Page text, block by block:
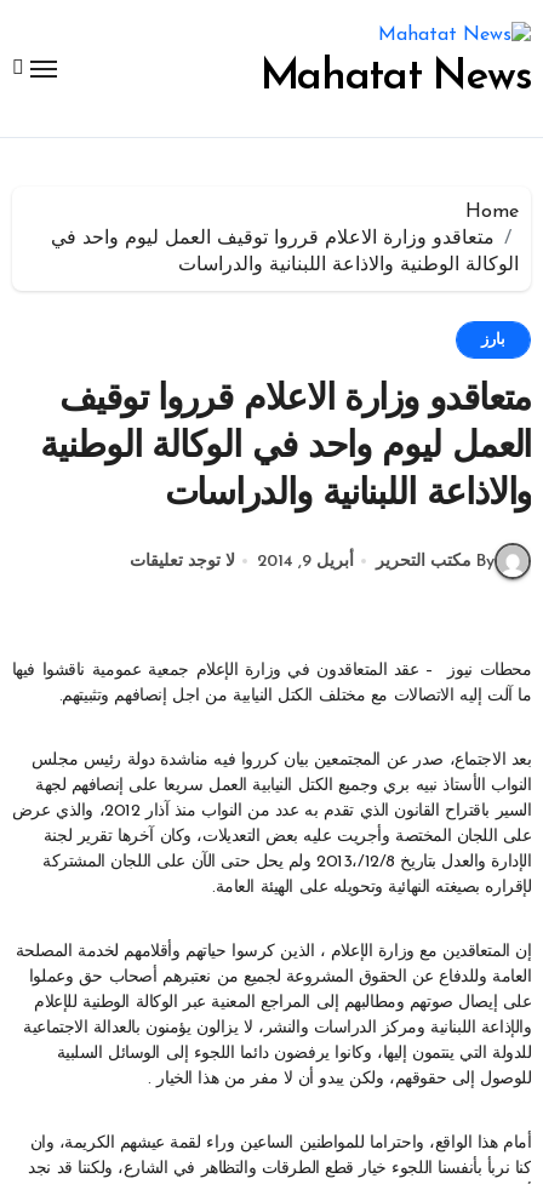
إلى
المحتوى
Mahatat News
Home
متعاقدو وزارة الاعلام قرروا توقيف العمل ليوم واحد في
الوكالة الوطنية والاذاعة اللبنانية والدراسات
بارز
متعاقدو وزارة الاعلام قرروا توقيف
العمل ليوم واحد في الوكالة الوطنية
والاذاعة اللبنانية والدراسات
By مكتب التحرير أبريل 9, 2014 لا توجد تعليقات
محطات نيوز – عقد المتعاقدون في وزارة الإعلام جمعية عمومية ناقشوا فيها
ما آلت إليه الاتصالات مع مختلف الكتل النيابية من اجل إنصافهم وتثبيتهم.
بعد الاجتماع، صدر عن المجتمعين بيان كرروا فيه مناشدة دولة رئيس مجلس
النواب الأستاذ نبيه بري وجميع الكتل النيابية العمل سريعا على إنصافهم لجهة
السير باقتراح القانون الذي تقدم به عدد من النواب منذ آذار 2012، والذي عرض
على اللجان المختصة وأجريت عليه بعض التعديلات، وكان آخرها تقرير لجنة
الإدارة والعدل بتاريخ 12/8/،2013 ولم يحل حتى الآن على اللجان المشتركة
لإقراره بصيغته النهائية وتحويله على الهيئة العامة.
إن المتعاقدين مع وزارة الإعلام ، الذين كرسوا حياتهم وأقلامهم لخدمة المصلحة
العامة وللدفاع عن الحقوق المشروعة لجميع من نعتبرهم أصحاب حق وعملوا
على إيصال صوتهم ومطالبهم إلى المراجع المعنية عبر الوكالة الوطنية للإعلام
والإذاعة اللبنانية ومركز الدراسات والنشر، لا يزالون يؤمنون بالعدالة الاجتماعية
للدولة التي ينتمون إليها، وكانوا يرفضون دائما اللجوء إلى الوسائل السلبية
للوصول إلى حقوقهم، ولكن يبدو أن لا مفر من هذا الخيار .
أمام هذا الواقع، واحتراما للمواطنين الساعين وراء لقمة عيشهم الكريمة، وان
كنا نربأ بأنفسنا اللجوء خيار قطع الطرقات والتظاهر في الشارع، ولكننا قد نجد